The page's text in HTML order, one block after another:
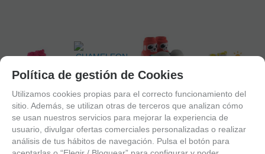
8809579152668 8809579152675
8809579152767
CHAMELEON
8809579152828
Política de gestión de Cookies
Utilizamos cookies propias para el correcto funcionamiento del
sitio. Además, se utilizan otras de terceros que analizan cómo
se usan nuestros servicios para mejorar la experiencia de
usuario, divulgar ofertas comerciales personalizadas o realizar
análisis de tus hábitos de navegación. Pulsa el botón para